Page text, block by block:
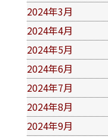
2024年3月
2024年4月
2024年5月
2024年6月
2024年7月
2024年8月
2024年9月